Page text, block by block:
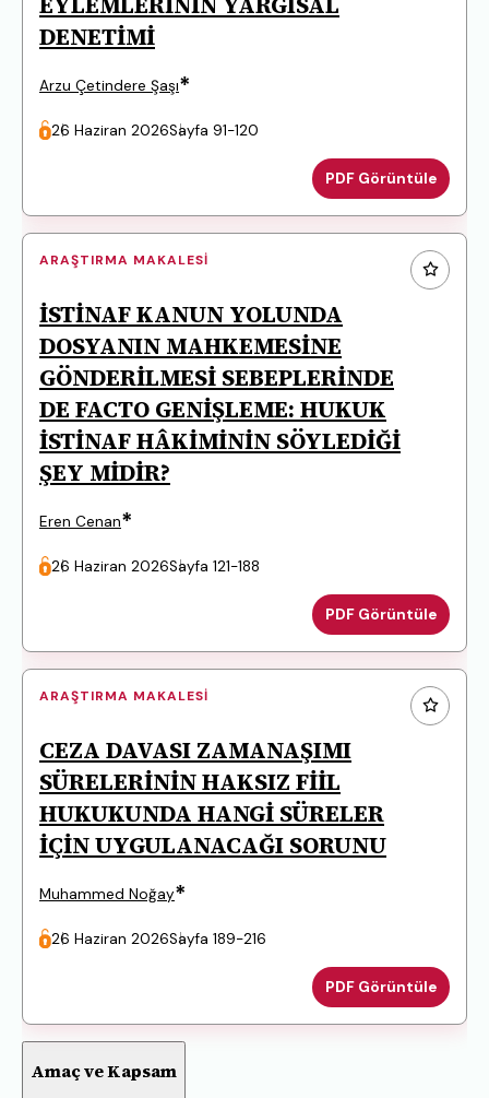
DENETİMİ
Arzu Çetindere Şaşı*
26 Haziran 2026Sayfa 91-120
PDF Görüntüle
ARAŞTIRMA MAKALESI
İSTİNAF KANUN YOLUNDA
DOSYANIN MAHKEMESİNE
GÖNDERİLMESİ SEBEPLERİNDE
DE FACTO GENİŞLEME: HUKUK
İSTİNAF HÂKİMİNİN SÖYLEDİĞİ
ŞEY MİDİR?
Eren Cenan*
26 Haziran 2026Sayfa 121-188
PDF Görüntüle
ARAŞTIRMA MAKALESI
CEZA DAVASI ZAMANAŞIMI
SÜRELERİNİN HAKSIZ FİİL
HUKUKUNDA HANGİ SÜRELER
İÇİN UYGULANACAĞI SORUNU
Muhammed Noğay*
26 Haziran 2026Sayfa 189-216
PDF Görüntüle
Amaç ve Kapsam